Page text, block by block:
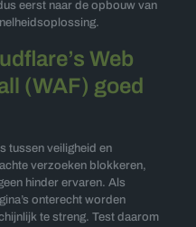
eerst naar de opbouw van
Web
(WAF) goed
tussen veiligheid en
verzoeken blokkeren,
hinder ervaren. Als
onterecht worden
te streng. Test daarom